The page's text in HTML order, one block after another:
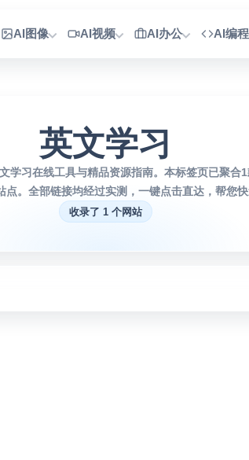
AI图像 AI视频 AI办公 AI编程
英文学习
学习在线工具与精品资源指南。本标签页已聚合
。全部链接均经过实测，一键点击直达，帮您快
收录了 1 个网站